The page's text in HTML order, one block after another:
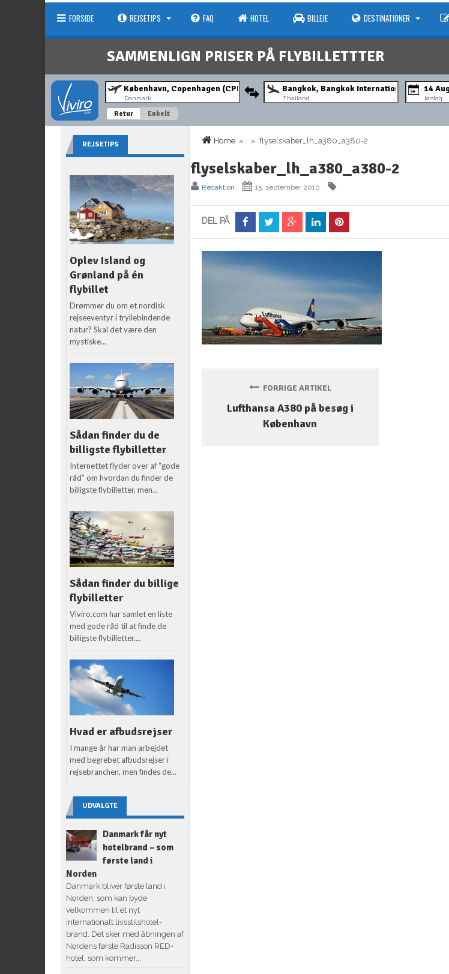
FORSIDE REJSETIPS FAQ HOTEL BILLEJE DESTINATIONER
SAMMENLIGN PRISER PÅ FLYBILLETTTER
Danmark Thailand lørdag
Retur Enkelt
Home » » flyselskaber_lh_a380_a380-2
flyselskaber_lh_a380_a380-2
Redaktion 15. september 2010
DEL PÅ
FORRIGE ARTIKEL
Lufthansa A380 på besøg i
København
REJSETIPS
Oplev Island og
Grønland på én
flybillet
Drømmer du om et nordisk
rejseeventyr i tryllebindende
natur? Skal det være den
mystiske...
Sådan finder du de
billigste flybilletter
Internettet flyder over af “gode
råd” om hvordan du finder de
billigste flybilletter, men...
Sådan finder du billige
flybilletter
Viviro.com har samlet en liste
med gode råd til at finde de
billigste flybilletter....
Hvad er afbudsrejser
I mange år har man arbejdet
med begrebet afbudsrejser i
rejsebranchen, men findes de...
UDVALGTE
Danmark får nyt
hotelbrand – som
første land i
Norden
Danmark bliver første land i
Norden, som kan byde
velkommen til et nyt
internationalt livsstilshotel-
brand. Det sker med åbningen af
Nordens første Radisson RED-
hotel, som kommer...